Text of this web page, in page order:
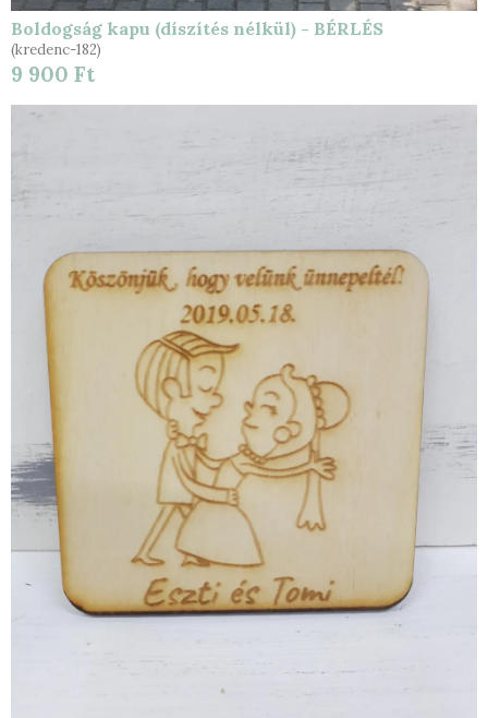
Boldogság kapu (díszítés nélkül) - BÉRLÉS
(kredenc-182)
9 900 Ft